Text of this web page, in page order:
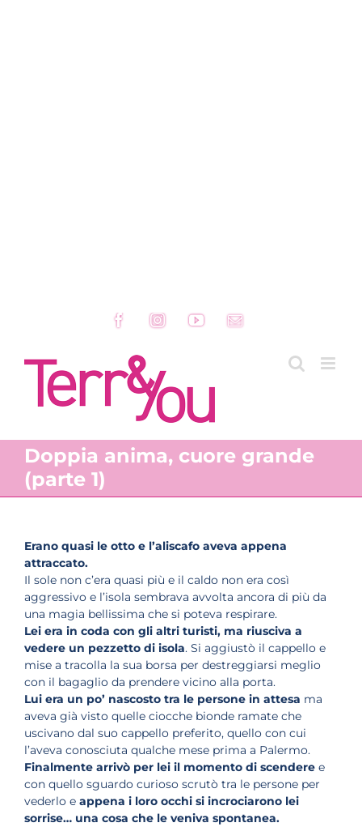
FacebookInstagramYouTubeEmail
Doppia anima, cuore grande
(parte 1)
Erano quasi le otto e l’aliscafo aveva appena
attraccato.
Il sole non c’era quasi più e il caldo non era così
aggressivo e l’isola sembrava avvolta ancora di più da
una magia bellissima che si poteva respirare.
Lei era in coda con gli altri turisti, ma riusciva a
vedere un pezzetto di isola. Si aggiustò il cappello e
mise a tracolla la sua borsa per destreggiarsi meglio
con il bagaglio da prendere vicino alla porta.
Lui era un po’ nascosto tra le persone in attesa ma
aveva già visto quelle ciocche bionde ramate che
uscivano dal suo cappello preferito, quello con cui
l’aveva conosciuta qualche mese prima a Palermo.
Finalmente arrivò per lei il momento di scendere e
con quello sguardo curioso scrutò tra le persone per
vederlo e appena i loro occhi si incrociarono lei
sorrise… una cosa che le veniva spontanea.